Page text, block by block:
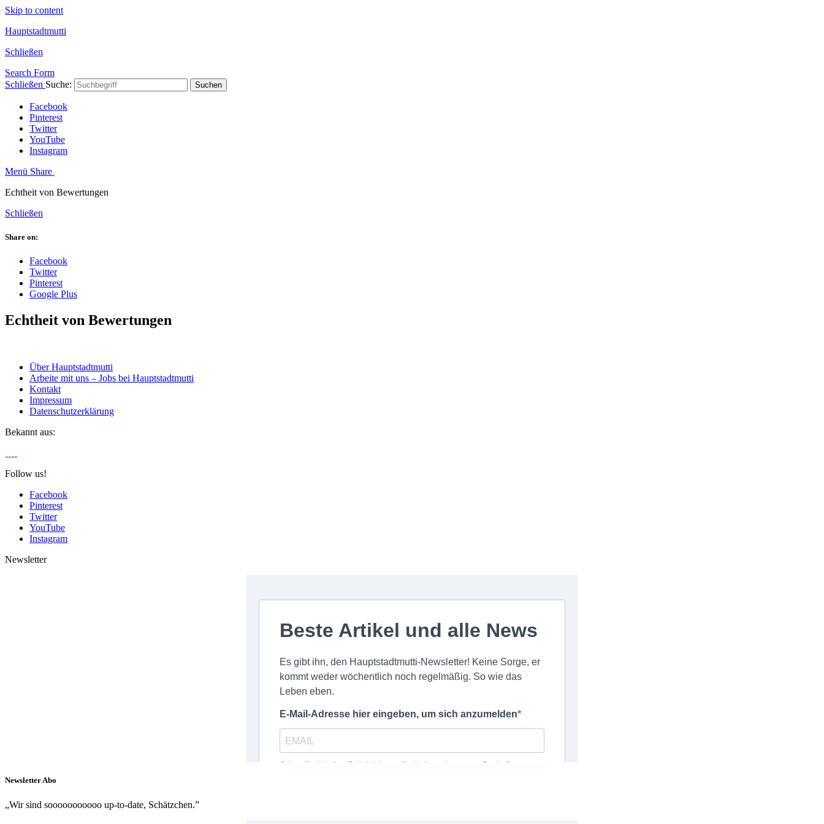
Skip to content
Hauptstadtmutti
Schließen
Search Form
Schließen Suche: Suchen
Facebook
Pinterest
Twitter
YouTube
Instagram
Menü Share
Echtheit von Bewertungen
Schließen
Share on:
Facebook
Twitter
Pinterest
Google Plus
Echtheit von Bewertungen
Über Hauptstadtmutti
Arbeite mit uns – Jobs bei Hauptstadtmutti
Kontakt
Impressum
Datenschutzerklärung
Bekannt aus:
Follow us!
Facebook
Pinterest
Twitter
YouTube
Instagram
Newsletter
Newsletter Abo
„Wir sind sooooooooooo up-to-date, Schätzchen.”